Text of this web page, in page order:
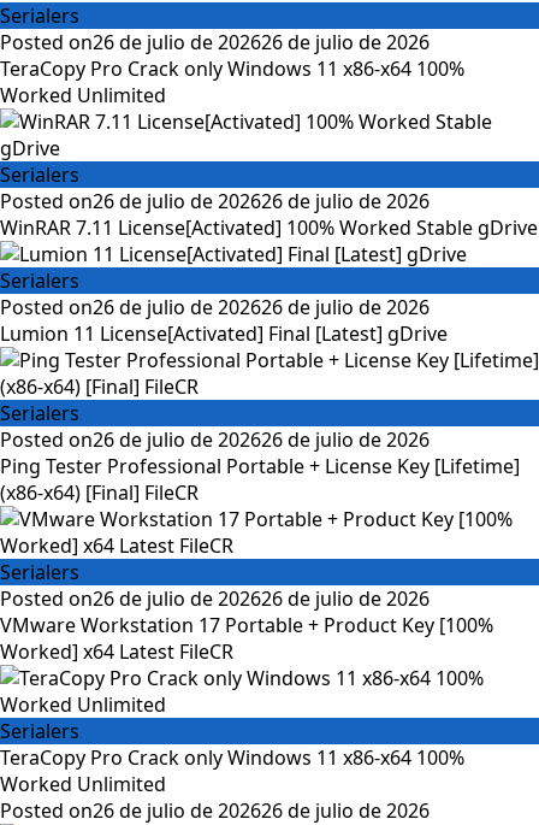
Serialers
Posted on26 de julio de 202626 de julio de 2026
TeraCopy Pro Crack only Windows 11 x86-x64 100%
Worked Unlimited
Serialers
Posted on26 de julio de 202626 de julio de 2026
WinRAR 7.11 License[Activated] 100% Worked Stable gDrive
Serialers
Posted on26 de julio de 202626 de julio de 2026
Lumion 11 License[Activated] Final [Latest] gDrive
Serialers
Posted on26 de julio de 202626 de julio de 2026
Ping Tester Professional Portable + License Key [Lifetime]
(x86-x64) [Final] FileCR
Serialers
Posted on26 de julio de 202626 de julio de 2026
VMware Workstation 17 Portable + Product Key [100%
Worked] x64 Latest FileCR
Serialers
TeraCopy Pro Crack only Windows 11 x86-x64 100%
Worked Unlimited
Posted on26 de julio de 202626 de julio de 2026